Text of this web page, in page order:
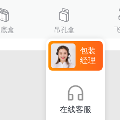
盒 吊孔盒
包装
经理
在线客服